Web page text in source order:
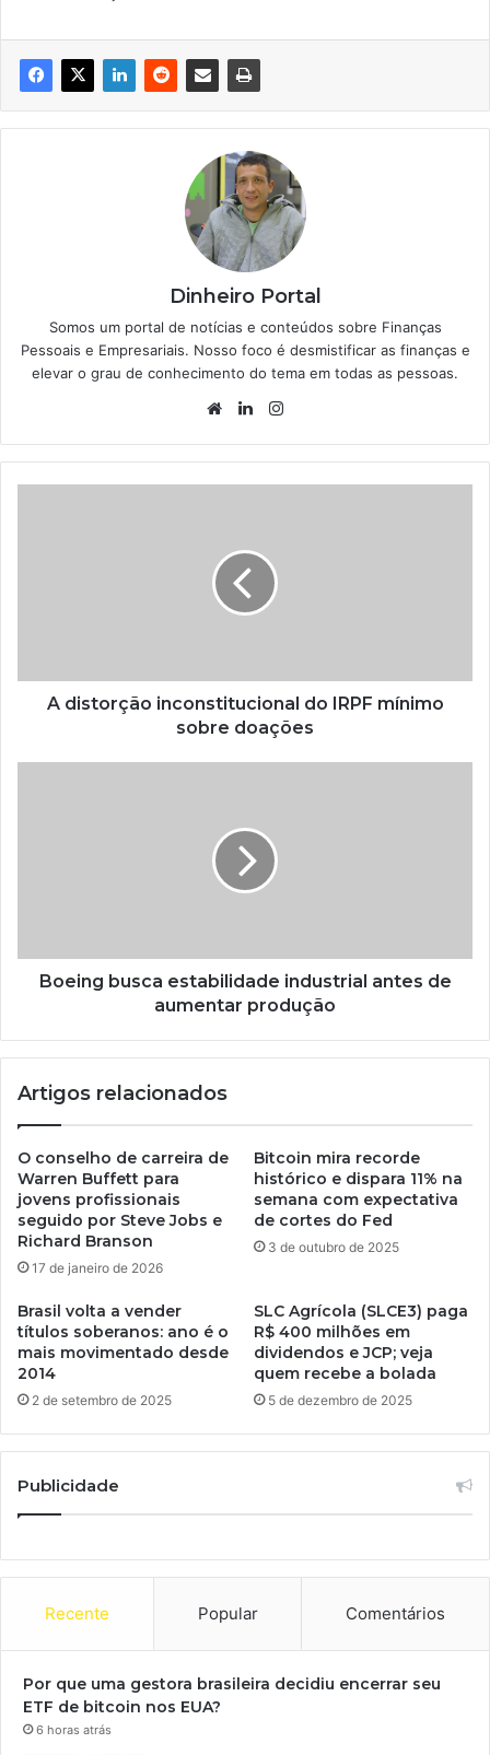
Dinheiro Portal
Somos um portal de notícias e conteúdos sobre Finanças
Pessoais e Empresariais. Nosso foco é desmistificar as finanças e
elevar o grau de conhecimento do tema em todas as pessoas.
WebsiteLinkedin
A distorção inconstitucional do IRPF mínimo
sobre doações
Boeing busca estabilidade industrial antes de
aumentar produção
Artigos relacionados
O conselho de carreira de
Warren Buffett para
jovens profissionais
seguido por Steve Jobs e
Richard Branson
17 de janeiro de 2026
Bitcoin mira recorde
histórico e dispara 11% na
semana com expectativa
de cortes do Fed
3 de outubro de 2025
Brasil volta a vender
títulos soberanos: ano é o
mais movimentado desde
2014
2 de setembro de 2025
SLC Agrícola (SLCE3) paga
R$ 400 milhões em
dividendos e JCP; veja
quem recebe a bolada
5 de dezembro de 2025
Publicidade
Recente Popular Comentários
Por que uma gestora brasileira decidiu encerrar seu
ETF de bitcoin nos EUA?
6 horas atrás